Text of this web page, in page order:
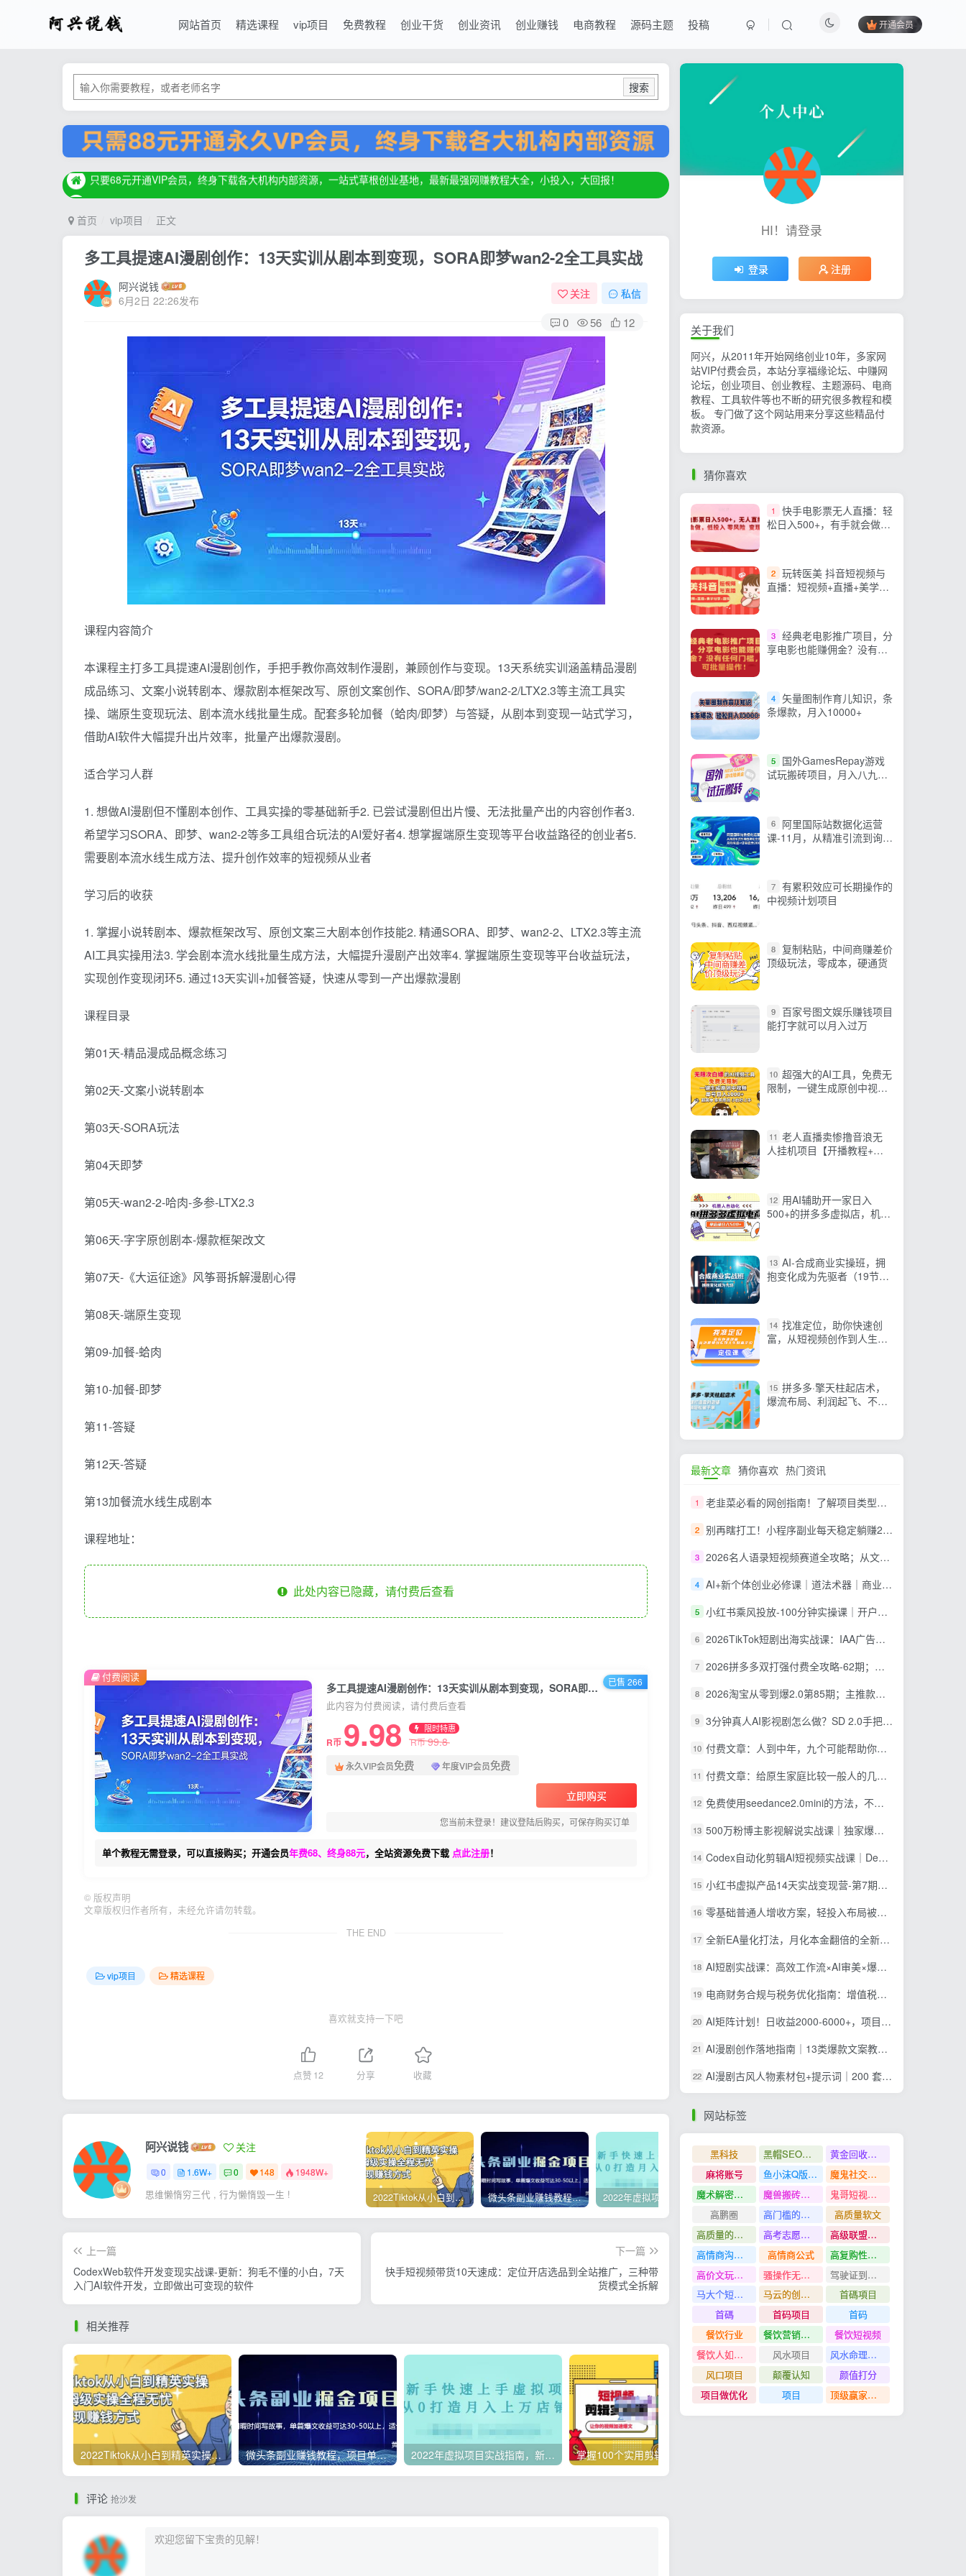
网站首页 精选课程 vip项目 免费教程 创业干货 创业资讯 创业赚钱 电商教程 源码主题 投稿 开通会员
搜索
只要68元开通VIP会员，终身下载各大机构内部资源，一站式草根创业基地，最新最强网赚教程大全，小投入，大回报！
只要68元开通VIP会员，终身下载各大机构内部资源，一站式草根创业基地，最新最强网赚教程大全，小投入，大回报！
只要68元开通VIP会员，终身下载各大机构内部资源，一站式草根创业基地，最新最强网赚教程大全，小投入，大回报！
首页 vip项目 正文
多工具提速AI漫剧创作：13天实训从剧本到变现，SORA即梦wan2-2全工具实战
阿兴说钱
6月2日 22:26发布
关注 私信
0 56 12
课程内容简介
本课程主打多工具提速AI漫剧创作，手把手教你高效制作漫剧，兼顾创作与变现。13天系统实训涵盖精品漫剧
成品练习、文案小说转剧本、爆款剧本框架改写、原创文案创作、SORA/即梦/wan2-2/LTX2.3等主流工具实
操、端原生变现玩法、剧本流水线批量生成。配套多轮加餐（蛤肉/即梦）与答疑，从剧本到变现一站式学习，
借助AI软件大幅提升出片效率，批量产出爆款漫剧。
适合学习人群
1. 想做AI漫剧但不懂剧本创作、工具实操的零基础新手2. 已尝试漫剧但出片慢、无法批量产出的内容创作者3.
希望学习SORA、即梦、wan2-2等多工具组合玩法的AI爱好者4. 想掌握端原生变现等平台收益路径的创业者5.
需要剧本流水线生成方法、提升创作效率的短视频从业者
学习后的收获
1. 掌握小说转剧本、爆款框架改写、原创文案三大剧本创作技能2. 精通SORA、即梦、wan2-2、LTX2.3等主流
AI工具实操用法3. 学会剧本流水线批量生成方法，大幅提升漫剧产出效率4. 掌握端原生变现等平台收益玩法，
实现创作变现闭环5. 通过13天实训+加餐答疑，快速从零到一产出爆款漫剧
课程目录
第01天-精品漫成品概念练习
第02天-文案小说转剧本
第03天-SORA玩法
第04天即梦
第05天-wan2-2-哈肉-多参-LTX2.3
第06天-字字原创剧本-爆款框架改文
第07天-《大运征途》风筝哥拆解漫剧心得
第08天-端原生变现
第09-加餐-蛤肉
第10-加餐-即梦
第11-答疑
第12天-答疑
第13加餐流水线生成剧本
课程地址：
此处内容已隐藏，请付费后查看
多工具提速AI漫剧创作：13天实训从剧本到变现，SORA即梦wan2-2全工具实战
此内容为付费阅读，请付费后查看
R币 9.98 限时特惠
R币99.8
永久VIP会员免费 年度VIP会员免费
立即购买
您当前未登录！建议登陆后购买，可保存购买订单
单个教程无需登录，可以直接购买；开通会员年费68、终身88元，全站资源免费下载 点此注册！
付费阅读 已售 266
© 版权声明
文章版权归作者所有，未经允许请勿转载。
THE END
vip项目 精选课程
喜欢就支持一下吧
点赞 12 分享 收藏
阿兴说钱 关注
0 1.6W+ 0 148 1948W+
思维懒惰穷三代 , 行为懒惰毁一生 ! 2022Tiktok从小白到精英实操，0-1保姆级实操全程无忧，多种变现赚钱方式 微头条副业赚钱教程，项目单号单天做到50-100+收益 掌握100个实用剪辑方法，让你的视频加速上热门
上一篇
CodexWeb软件开发变现实战课-更新：狗毛不懂的小白，7天
入门AI软件开发，立即做出可变现的软件
下一篇
快手短视频带货10天速成：定位开店选品到全站推广，三种带
货模式全拆解
相关推荐
2022Tiktok从小白到精英实操，0-1保姆级实操全程无忧，多种变现赚钱方式 微头条副业赚钱教程，项目单号单天做到50-100+收益 2022年虚拟项目实战指南，新手从0打造月入上万店铺【视频课程】
评论 抢沙发
HI！请登录
登录 注册
关于我们
阿兴，从2011年开始网络创业10年，多家网
站VIP付费会员，本站分享福缘论坛、中赚网
论坛，创业项目、创业教程、主题源码、电商
教程、工具软件等也不断的研究很多教程和模
板。 专门做了这个网站用来分享这些精品付
款资源。
猜你喜欢
1
快手电影票无人直播：轻
松日入500+，有手就会做，
2 玩转医美 抖音短视频与
直播：短视频+直播+美学分
3 经典老电影推广项目，分
享电影也能赚佣金？没有任
4 矢量图制作育儿知识，条
条爆款，月入10000+
5
国外GamesRepay游戏
试玩搬砖项目，月入八九千
6
阿里国际站数据化运营
课-11月，从精准引流到询盘
7 有累积效应可长期操作的
中视频计划项目
8
复制粘贴，中间商赚差价
顶级玩法，零成本，硬通货
9
百家号图文娱乐赚钱项目
能打字就可以月入过万
10 超强大的AI工具，免费无
限制，一键生成原创中视
11 老人直播卖惨撸音浪无
人挂机项目【开播教程+老
12 用AI辅助开一家日入
500+的拼多多虚拟店，机器
13 AI-合成商业实操班，拥
抱变化成为先驱者（19节
14 找准定位，助你快速创
富，从短视频创作到人生财
15 拼多多·擎天柱起店术，
爆流布局、利润起飞、不断
最新文章 猜你喜欢 热门资讯
1 老韭菜必看的网创指南！了解项目类型，才能找到好的项目，才能拿到想要的结果
2 别再瞎打工！小程序副业每天稳定躺赚200+
3 2026名人语录短视频赛道全攻略；从文案撰写到声音克隆部署，系统掌握涨粉变现双赢制作技术
4 AI+新个体创业必修课｜道法术器｜商业逻辑·小红书流量·AI智能体｜低成本打造个人变现小生意全套教学
5 小红书乘风投放-100分钟实操课｜开户返点·标准投搭建·莱卡定向，新店建模撬动笔记自然流量全套教学
6 2026TikTok短剧出海实战课：IAA广告分账×IAP付费变现×账号搭建×平台规则×双轨爆发×回款全流程
7 2026拼多多双打强付费全攻略-62期；成本推广加托管双剑合璧，系统讲解7种付费玩法优劣势与选择策略
8 2026淘宝从零到爆2.0第85期；主推款五项高权重初始设置，改销量评晒秒单快速破零积累基础权重
9 3分钟真人AI影视剧怎么做？SD 2.0手把手完整制作流程｜Higgsfield 14天SD 2.0/2.5无限生成
10 付费文章：人到中年，九个可能帮助你延长寿命的习惯
11 付费文章：给原生家庭比较一般人的几点建议，打破阶层局限，实现个人与家族代际向上跃升
12 免费使用seedance2.0mini的方法，不能真人，可以无限10秒视频，9图+3音频参考
13 500万粉博主影视解说实战课｜独家爆款私藏思路，AI文案剪映PR剪辑发布全流程教学
14 Codex自动化剪辑AI短视频实战课｜DeepSeek V4 Pro多API联动，图文成片封装Skill全流程
15 小红书虚拟产品14天实战变现营-第7期：需求挖掘×AI+Skill原创×产品矩阵×内容笔记×一人公司进阶×全链路
16 零基础普通人增收方案，轻投入布局被动收入，多多虚拟月收益 1-3 万
17 全新EA量化打法，月化本金翻倍的全新策略，安全稳定持续输出
18 AI短剧实战课：高效工作流×AI审美×爆款拆解×文案角色场景分镜×LibTV进阶×站位控制×从脚本到成片交付全流程
19 电商财务合规与税务优化指南：增值税+企税+个税全覆盖，财务制度搭建落地纳税筹划方案
20 AI矩阵计划！日收益2000-6000+，项目绿色长久，安全稳健，合规靠谱，可批量放大。
21 AI漫剧创作落地指南｜13类爆款文案教学，Sora、即梦、GPT-Image全套出片工具实操教学
22 AI漫剧古风人物素材包+提示词｜200 套古代言情三视图，配套专属提示词短剧主角配角直接套用
网站标签
黑科技 黑帽SEO案例分析
黄金回收奢侈品
麻将账号
鱼小沫Q版人物团练课
魔鬼社交实战课全套课程
魔术解密教程
魔兽搬砖搞钱
鬼哥短视频底层逻辑
高鹏圈
高门槛的生意
高质量软文
高质量的问答和知识分享
高考志愿填报
高级联盟营销教程
高情商沟通管理课
高情商公式
高复购性行业
高价文玩众筹分红项目
骚操作无脑裂变
驾驶证到期换证
马大个短视频投放课
马云的创业故事
首碼項目
首碼
首码项目
首码
餐饮行业
餐饮营销管理特训班
餐饮短视频
餐饮人如何用团购给门店拓客
风水项目
风水命理项目
风口项目
颠覆认知
颜值打分
项目做优化
项目 顶级赢家思维